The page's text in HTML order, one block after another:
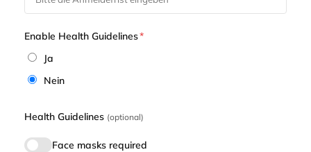
Enable Health Guidelines*
Ja
Nein
Health Guidelines (optional)
Face masks required